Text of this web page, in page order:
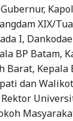
XIX/
I,
BP Batam,
Barat, ⁠Kepala
dan